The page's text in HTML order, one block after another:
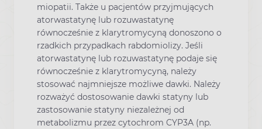
miopatii. Także u pacjentów przyjmujących
atorwastatynę lub rozuwastatynę
równocześnie z klarytromycyną donoszono o
rzadkich przypadkach rabdomiolizy. Jeśli
atorwastatynę lub rozuwastatynę podaje się
równocześnie z klarytromycyną, należy
stosować najmniejsze możliwe dawki. Należy
rozważyć dostosowanie dawki statyny lub
zastosowanie statyny niezależnej od
metabolizmu przez cytochrom CYP3A (np.